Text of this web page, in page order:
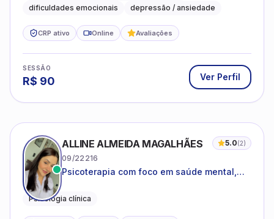
dificuldades emocionais
depressão / ansiedade
CRP ativo Online Avaliações
SESSÃO
R$ 90 Ver Perfil
ALLINE ALMEIDA MAGALHÃES 5.0(2)
09/22216
Psicoterapia com foco em saúde mental,
adolescentes e adultos.
Psicologia clínica